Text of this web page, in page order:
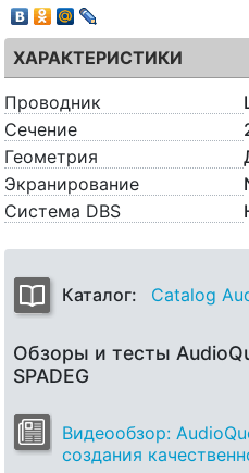
ХАРАКТЕРИСТИКИ
Проводник
Сечение
Геометрия
Экранирование
Система DBS
Каталог: Catalog
Обзоры и тесты
SPADEG
Видеообзор:
создания